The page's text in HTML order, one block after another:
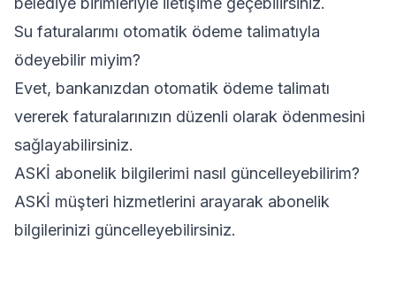
Su faturalarımı otomatik ödeme talimatıyla
ödeyebilir miyim?
Evet, bankanızdan otomatik ödeme talimatı
vererek faturalarınızın düzenli olarak ödenmesini
sağlayabilirsiniz.
ASKİ abonelik bilgilerimi nasıl güncelleyebilirim?
ASKİ müşteri hizmetlerini arayarak abonelik
bilgilerinizi güncelleyebilirsiniz.